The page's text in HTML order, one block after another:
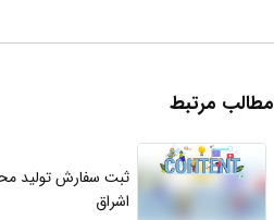
مطالب مرتبط
ثبت سفارش تولید
اشراق